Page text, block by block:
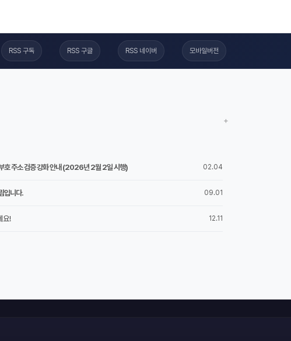
RSS 구독 RSS 구글 RSS 네이버 모바일버전
+
02.04
호 주소 검증 강화 안내 (2026년 2월 2일 시행)
09.01
입니다.
12.11
요!